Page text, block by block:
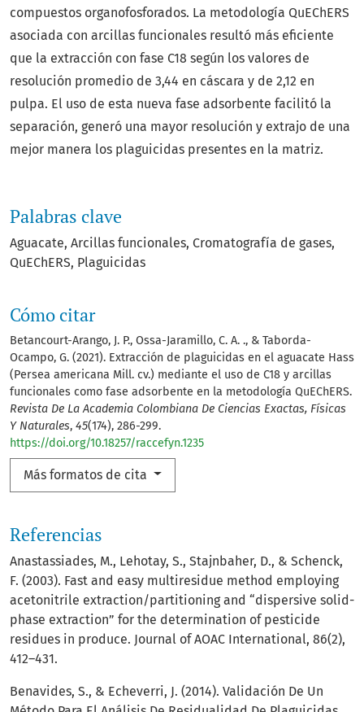
Palabras clave
Aguacate Arcillas funcionales Cromatografía de gases
QuEChERS Plaguicidas
Cómo citar
Betancourt-Arango, J. P., Ossa-Jaramillo, C. A. ., & Taborda-
Ocampo, G. (2021). Extracción de plaguicidas en el aguacate Hass
(Persea americana Mill. cv.) mediante el uso de C18 y arcillas
funcionales como fase adsorbente en la metodología QuEChERS.
Revista De La Academia Colombiana De Ciencias Exactas, Físicas
Y Naturales, 45(174), 286-299.
https://doi.org/10.18257/raccefyn.1235
Más formatos de cita
compuestos organofosforados. La metodología QuEChERS
asociada con arcillas funcionales resultó más eficiente
que la extracción con fase C18 según los valores de
resolución promedio de 3,44 en cáscara y de 2,12 en
pulpa. El uso de esta nueva fase adsorbente facilitó la
separación, generó una mayor resolución y extrajo de una
mejor manera los plaguicidas presentes en la matriz.
Referencias
Anastassiades, M., Lehotay, S., Stajnbaher, D., & Schenck,
F. (2003). Fast and easy multiresidue method employing
acetonitrile extraction/partitioning and “dispersive solid-
phase extraction” for the determination of pesticide
residues in produce. Journal of AOAC International, 86(2),
412–431.
Benavides, S., & Echeverri, J. (2014). Validación De Un